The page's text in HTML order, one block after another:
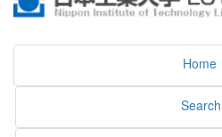
Home
Search